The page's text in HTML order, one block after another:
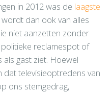
in 2012 was de laagste
wordt dan ook van alles
niet aanzetten zonder
reclamespot of
gast ziet. Hoewel
dat televisieoptredens van
ons stemgedrag,